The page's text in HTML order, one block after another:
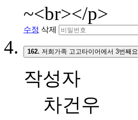
~<br></p>
수정 삭제
162. 저희가족 고고타이어에서 3번째요
작성자
차건우